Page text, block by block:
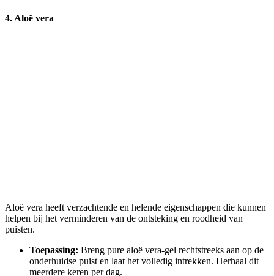
4. Aloë vera
Aloë vera heeft verzachtende en helende eigenschappen die kunnen
helpen bij het verminderen van de ontsteking en roodheid van
puisten.
Toepassing: Breng pure aloë vera-gel rechtstreeks aan op de
onderhuidse puist en laat het volledig intrekken. Herhaal dit
meerdere keren per dag.